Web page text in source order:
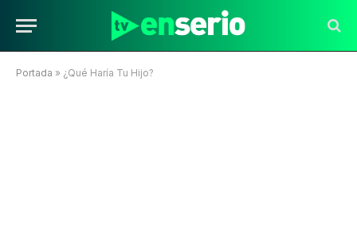
Portada » ¿Qué Haría Tu Hijo?